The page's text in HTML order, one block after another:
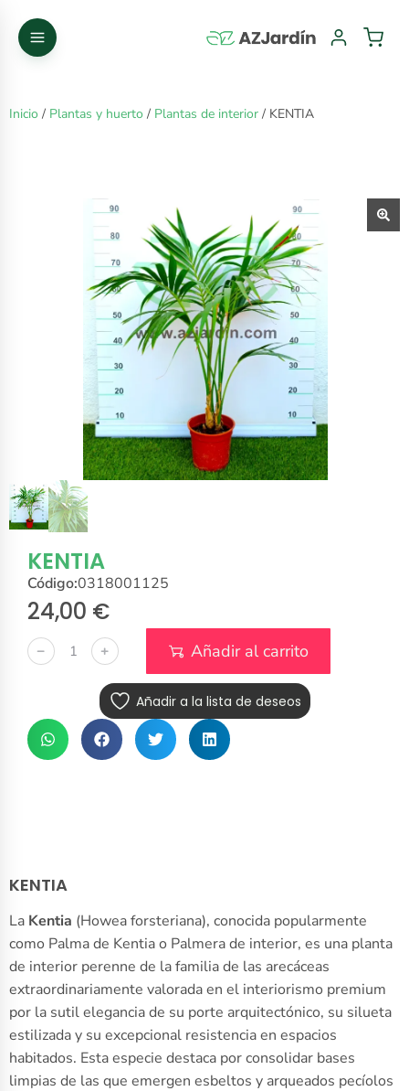
Inicio / Plantas y huerto / Plantas de interior / KENTIA
KENTIA
Código:0318001125
24,00 €
﹣ ﹢ Añadir al carrito
Añadir a la lista de deseos
KENTIA
La Kentia (Howea forsteriana), conocida popularmente
como Palma de Kentia o Palmera de interior, es una planta
de interior perenne de la familia de las arecáceas
extraordinariamente valorada en el interiorismo premium
por la sutil elegancia de su porte arquitectónico, su silueta
estilizada y su excepcional resistencia en espacios
habitados. Esta especie destaca por consolidar bases
limpias de las que emergen esbeltos y arqueados pecíolos